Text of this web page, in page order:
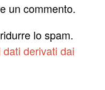
un commento.
lo spam.
derivati dai